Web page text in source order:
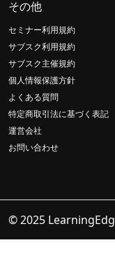
その他
セミナー利用規約
サブスク利用規約
サブスク主催規約
個人情報保護方針
よくある質問
特定商取引法に基づく表記
運営会社
お問い合わせ
© 2025